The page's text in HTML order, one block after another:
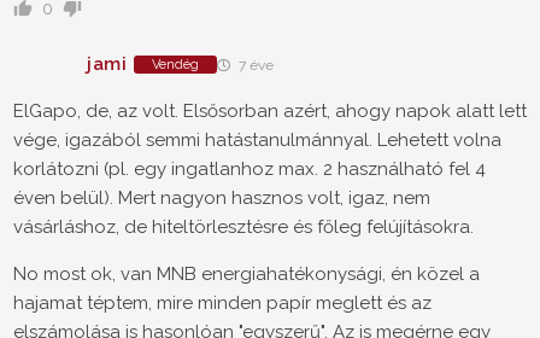
0
jami Vendég 7 éve
ElGapo, de, az volt. Elsősorban azért, ahogy napok alatt lett
vége, igazából semmi hatástanulmánnyal. Lehetett volna
korlátozni (pl. egy ingatlanhoz max. 2 használható fel 4
éven belül). Mert nagyon hasznos volt, igaz, nem
vásárláshoz, de hiteltörlesztésre és főleg felújításokra.
No most ok, van MNB energiahatékonysági, én közel a
hajamat téptem, mire minden papír meglett és az
elszámolása is hasonlóan "egyszerű". Az is megérne egy